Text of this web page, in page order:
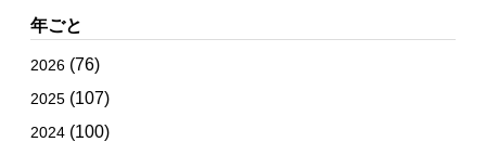
年ごと
2026 (76)
2025 (107)
2024 (100)